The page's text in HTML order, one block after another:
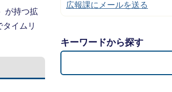
が持つ拡
イムリ
広報課にメールを送る
キーワードから探す